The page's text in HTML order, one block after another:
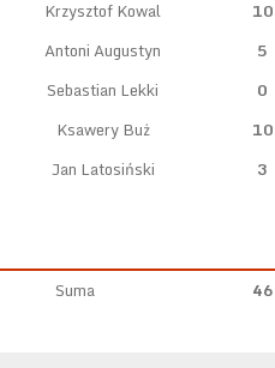
Krzysztof Kowal 10
Antoni Augustyn 5
Sebastian Lekki 0
Ksawery Buż 10
Jan Latosiński 3
Suma 46